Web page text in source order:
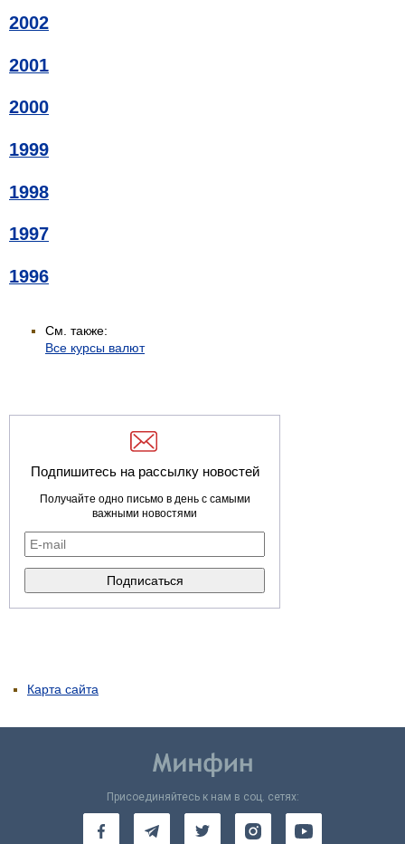
2002
2001
2000
1999
1998
1997
1996
См. также:
Все курсы валют
Подпишитесь на рассылку новостей
Получайте одно письмо в день с самыми
важными новостями
Карта сайта
Присоединяйтесь к нам в соц. сетях: